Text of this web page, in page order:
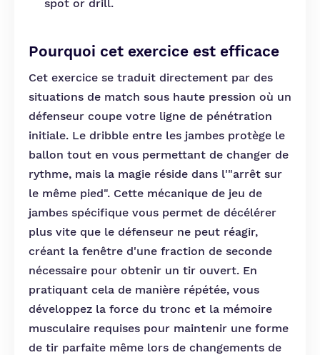
spot or drill.
Pourquoi cet exercice est efficace
Cet exercice se traduit directement par des
situations de match sous haute pression où un
défenseur coupe votre ligne de pénétration
initiale. Le dribble entre les jambes protège le
ballon tout en vous permettant de changer de
rythme, mais la magie réside dans l'"arrêt sur
le même pied". Cette mécanique de jeu de
jambes spécifique vous permet de décélérer
plus vite que le défenseur ne peut réagir,
créant la fenêtre d'une fraction de seconde
nécessaire pour obtenir un tir ouvert. En
pratiquant cela de manière répétée, vous
développez la force du tronc et la mémoire
musculaire requises pour maintenir une forme
de tir parfaite même lors de changements de